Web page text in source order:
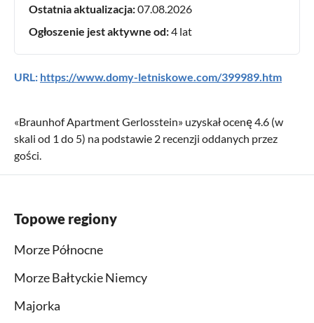
Ostatnia aktualizacja:07.08.2026
Ogłoszenie jest aktywne od:4 lat
URL: https://www.domy-letniskowe.com/399989.htm
«Braunhof Apartment Gerlosstein» uzyskał ocenę4.6 (w
skali od 1 do 5) na podstawie 2 recenzji oddanych przez
gości.
Topowe regiony
Morze Północne
Morze Bałtyckie Niemcy
Majorka